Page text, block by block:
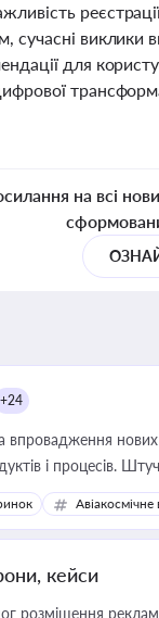
сучасні
для
на всі
+24
впровадження нових
і процесів.
кейси
розміщення